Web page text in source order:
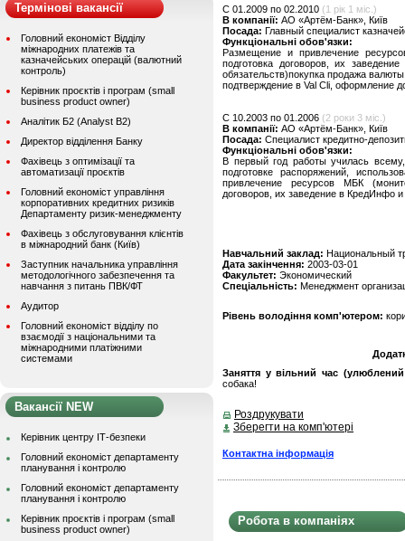
Термінові вакансії
Головний економіст Відділу
міжнародних платежів та
казначейських операцій (валютний
контроль)
Керівник проєктів і програм (small
business product owner)
Аналітик Б2 (Analyst B2)
Директор відділення Банку
Фахівець з оптимізації та
автоматизації проєктів
Головний економіст управління
корпоративних кредитних ризиків
Департаменту ризик-менеджменту
Фахівець з обслуговування клієнтів
в міжнародний банк (Київ)
Заступник начальника управління
методологічного забезпечення та
навчання з питань ПВК/ФТ
Аудитор
Головний економіст відділу по
взаємодії з національними та
міжнародними платіжними
системами
Вакансії NEW
Керівник центру ІТ-безпеки
Головний економіст департаменту
планування і контролю
Головний економіст департаменту
планування і контролю
Керівник проєктів і програм (small
business product owner)
C 01.2009 по 02.2010 (1 рік 1 міс.)
В компанії: АО «Артём-Банк», Київ
Посада: Главный специалист
Функціональні обов'язки:
Размещение и привлечение
подготовка договоров, их
обязательств)покупка продажа
подтверждение в Val Cli, оформление
C 10.2003 по 01.2006 (2 роки 3 міс.)
В компанії: АО «Артём-Банк», Київ
Посада: Специалист кредитно-
Функціональні обов'язки:
В первый год работы училась
подготовке распоряжений,
привлечение ресурсов МБК
договоров, их заведение в КредИнфо
Навчальний заклад: Национальный
Дата закінчення: 2003-03-01
Факультет: Экономический
Спеціальність: Менеджмент
Рівень володіння комп'ютером:
Заняття у вільний час
собака!
Роздрукувати
Зберегти на комп'ютері
Контактна інформація
Робота в компаніях